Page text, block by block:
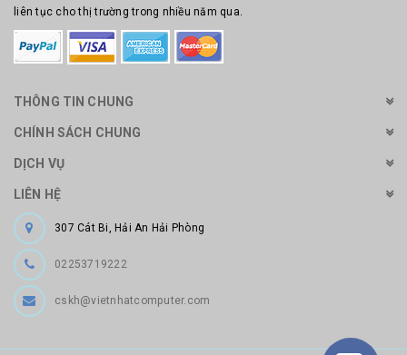
liên tục cho thị trường trong nhiều năm qua.
THÔNG TIN CHUNG
CHÍNH SÁCH CHUNG
DỊCH VỤ
LIÊN HỆ
307 Cát Bi, Hải An Hải Phòng
02253719222
cskh@vietnhatcomputer.com